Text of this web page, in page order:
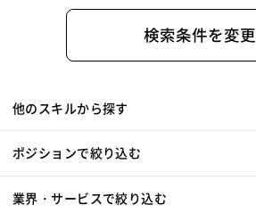
検索条件を変更
他のスキルから探す
ポジションで絞り込む
業界・サービスで絞り込む